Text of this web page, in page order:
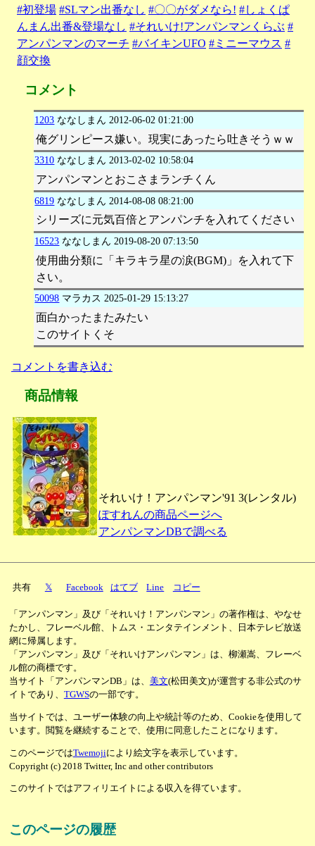
#初登場 #SLマン出番なし #〇〇がダメなら! #しょくぱ
んまん出番&登場なし #それいけ!アンパンマンくらぶ #
アンパンマンのマーチ #バイキンUFO #ミニーマウス #
顔交換
コメント
1203 ななしまん 2012-06-02 01:21:00
俺グリンピース嫌い。現実にあったら吐きそうｗｗ
3310 ななしまん 2013-02-02 10:58:04
アンパンマンとおこさまランチくん
6819 ななしまん 2014-08-08 08:21:00
シリーズに元気百倍とアンパンチを入れてください
16523 ななしまん 2019-08-20 07:13:50
使用曲分類に「キラキラ星の涙(BGM)」を入れて下
さい。
50098 マラカス 2025-01-29 15:13:27
面白かったまたみたい
このサイトくそ
コメントを書き込む
商品情報
それいけ！アンパンマン'91 3(レンタル)
ぽすれんの商品ページへ
アンパンマンDBで調べる
共有 𝕏 Facebook はてブ Line コピー
「アンパンマン」及び「それいけ！アンパンマン」の著作権は、やなせ
たかし、フレーベル館、トムス・エンタテインメント、日本テレビ放送
網に帰属します。
「アンパンマン」及び「それいけアンパンマン」は、柳瀬嵩、フレーベ
ル館の商標です。
当サイト「アンパンマンDB」は、 美文(松田美文)が運営する非公式のサ
イトであり、 TGWSの一部です。
当サイトでは、ユーザー体験の向上や統計等のため、Cookieを使用して
います。閲覧を継続することで、使用に同意したことになります。
このページではTwemojiにより絵文字を表示しています。
Copyright (c) 2018 Twitter, Inc and other contributors
このサイトではアフィリエイトによる収入を得ています。
このページの履歴